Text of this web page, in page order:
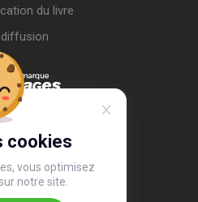
cookies
vous optimisez
notre site.
du livre